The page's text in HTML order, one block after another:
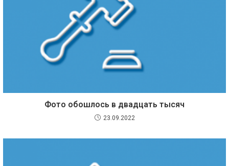
Фото обошлось в двадцать тысяч
23.09.2022